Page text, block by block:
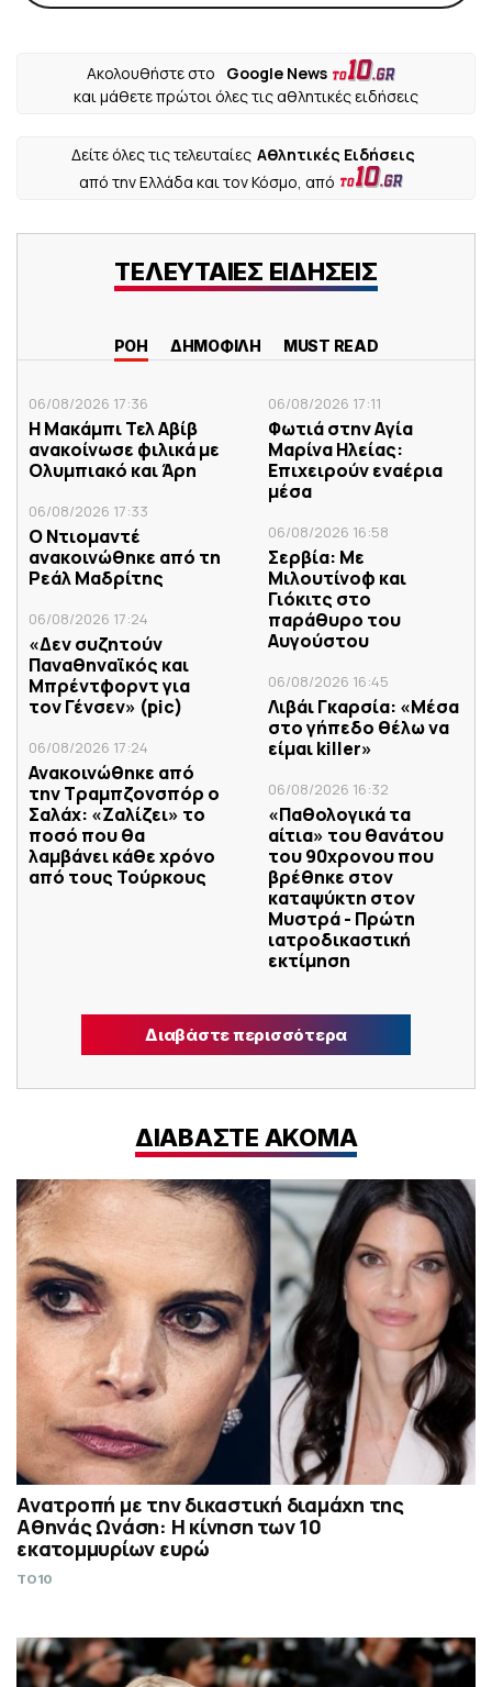
Ακολουθήστε στο
Google News
και μάθετε πρώτοι όλες τις αθλητικές ειδήσεις
Δείτε όλες τις τελευταίες Αθλητικές Ειδήσεις
από την Ελλάδα και τον Κόσμο, από
ΤΕΛΕΥΤΑΙΕΣ ΕΙΔΗΣΕΙΣ
ΡΟΗ ΔΗΜΟΦΙΛΗ MUST READ
06/08/2026 17:36
Η Μακάμπι Τελ Αβίβ
ανακοίνωσε φιλικά με
Ολυμπιακό και Άρη
06/08/2026 17:33
Ο Ντιομαντέ
ανακοινώθηκε από τη
Ρεάλ Μαδρίτης
06/08/2026 17:24
«Δεν συζητούν
Παναθηναϊκός και
Μπρέντφορντ για
τον Γένσεν» (pic)
06/08/2026 17:24
Ανακοινώθηκε από
την Τραμπζονσπόρ ο
Σαλάχ: «Ζαλίζει» το
ποσό που θα
λαμβάνει κάθε χρόνο
από τους Τούρκους
06/08/2026 17:11
Φωτιά στην Aγία
Μαρίνα Ηλείας:
Επιχειρούν εναέρια
μέσα
06/08/2026 16:58
Σερβία: Με
Μιλουτίνοφ και
Γιόκιτς στο
παράθυρο του
Αυγούστου
06/08/2026 16:45
Λιβάι Γκαρσία: «Μέσα
στο γήπεδο θέλω να
είμαι killer»
06/08/2026 16:32
«Παθολογικά τα
αίτια» του θανάτου
του 90χρονου που
βρέθηκε στον
καταψύκτη στον
Μυστρά - Πρώτη
ιατροδικαστική
εκτίμηση
Διαβάστε περισσότερα
ΔΙΑΒΑΣΤΕ ΑΚΟΜΑ
Ανατροπή με την δικαστική διαμάχη της
Αθηνάς Ωνάση: Η κίνηση των 10
εκατομμυρίων ευρώ
TO10